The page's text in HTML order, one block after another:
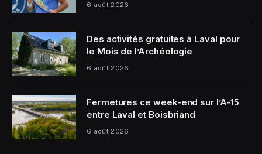
6 août 2026
Des activités gratuites à Laval pour
le Mois de l’Archéologie
6 août 2026
Fermetures ce week-end sur l’A-15
entre Laval et Boisbriand
6 août 2026